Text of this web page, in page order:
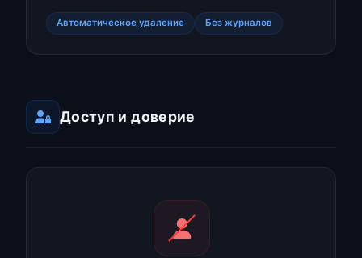
Автоматическое удаление Без журналов
Доступ и доверие